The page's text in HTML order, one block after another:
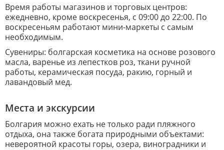
Время работы магазинов и торговых центров:
ежедневно, кроме воскресенья, с 09:00 до 22:00. По
воскресеньям работают мини-маркеты с самым
необходимым.
Сувениры: болгарская косметика на основе розового
масла, варенье из лепестков роз, ткани ручной
работы, керамическая посуда, ракию, горный и
лавандовый мед.
Места и экскурсии
Болгария можно ехать не только ради пляжного
отдыха, она также богата природными объектами:
невероятной красоты горы, озера, виноградники и